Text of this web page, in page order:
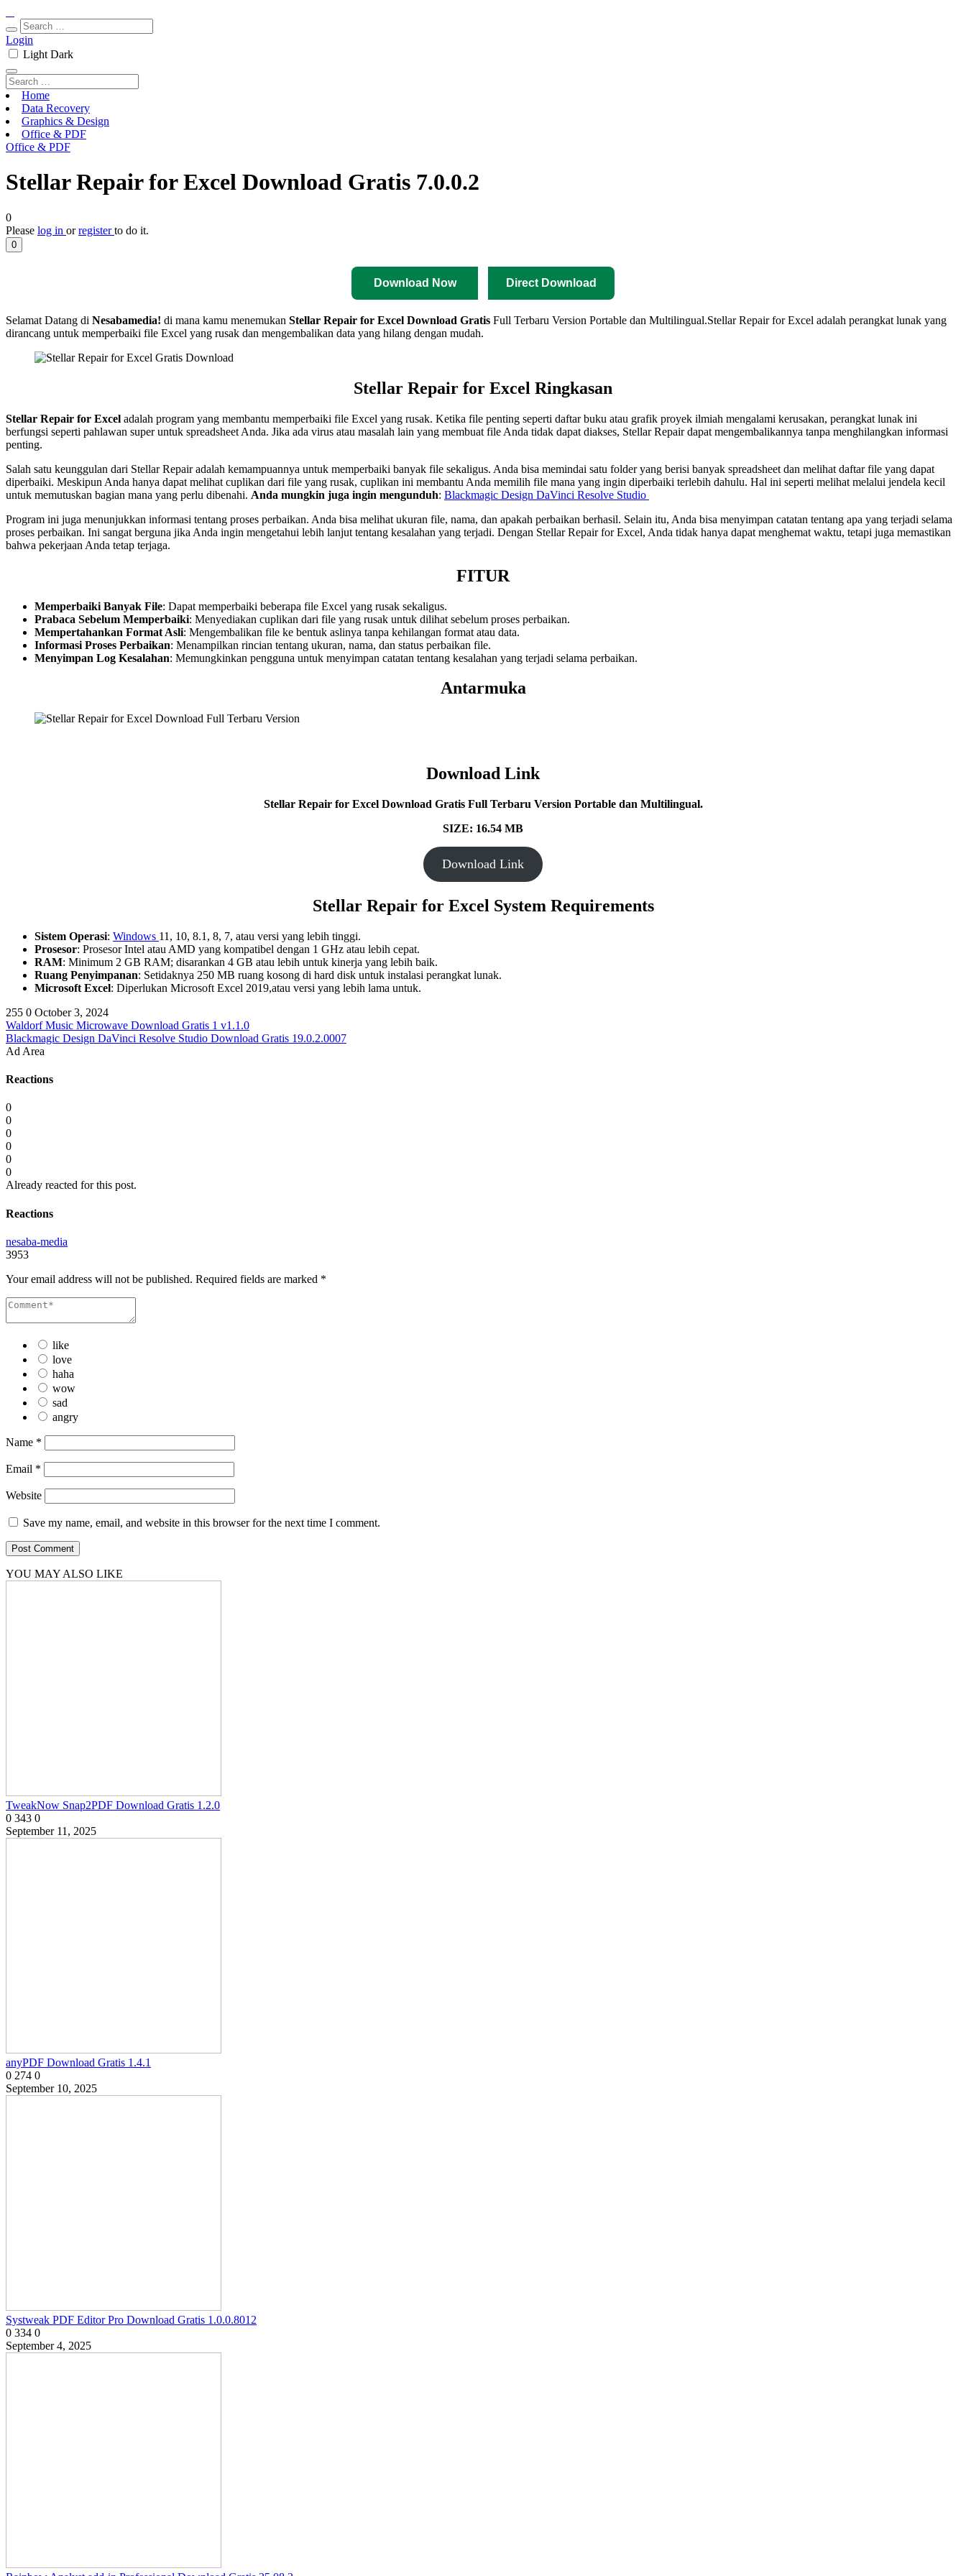
Login
Light Dark
Home
Data Recovery
Graphics & Design
Office & PDF
Office & PDF
Stellar Repair for Excel Download Gratis 7.0.0.2
0
Please log in orregisterto do it.
0
Download Now Direct Download
Selamat Datang di Nesabamedia! di mana kamu menemukan Stellar Repair for Excel Download Gratis Full Terbaru Version Portable dan Multilingual.Stellar Repair for Excel adalah perangkat lunak yang
dirancang untuk memperbaiki file Excel yang rusak dan mengembalikan data yang hilang dengan mudah.
Stellar Repair for Excel Ringkasan
Stellar Repair for Excel adalah program yang membantu memperbaiki file Excel yang rusak. Ketika file penting seperti daftar buku atau grafik proyek ilmiah mengalami kerusakan, perangkat lunak ini
berfungsi seperti pahlawan super untuk spreadsheet Anda. Jika ada virus atau masalah lain yang membuat file Anda tidak dapat diakses, Stellar Repair dapat mengembalikannya tanpa menghilangkan informasi
penting.
Salah satu keunggulan dari Stellar Repair adalah kemampuannya untuk memperbaiki banyak file sekaligus. Anda bisa memindai satu folder yang berisi banyak spreadsheet dan melihat daftar file yang dapat
diperbaiki. Meskipun Anda hanya dapat melihat cuplikan dari file yang rusak, cuplikan ini membantu Anda memilih file mana yang ingin diperbaiki terlebih dahulu. Hal ini seperti melihat melalui jendela kecil
untuk memutuskan bagian mana yang perlu dibenahi. Anda mungkin juga ingin mengunduh: Blackmagic Design DaVinci Resolve Studio
Program ini juga menunjukkan informasi tentang proses perbaikan. Anda bisa melihat ukuran file, nama, dan apakah perbaikan berhasil. Selain itu, Anda bisa menyimpan catatan tentang apa yang terjadi selama
proses perbaikan. Ini sangat berguna jika Anda ingin mengetahui lebih lanjut tentang kesalahan yang terjadi. Dengan Stellar Repair for Excel, Anda tidak hanya dapat menghemat waktu, tetapi juga memastikan
bahwa pekerjaan Anda tetap terjaga.
FITUR
Memperbaiki Banyak File: Dapat memperbaiki beberapa file Excel yang rusak sekaligus.
Prabaca Sebelum Memperbaiki: Menyediakan cuplikan dari file yang rusak untuk dilihat sebelum proses perbaikan.
Mempertahankan Format Asli: Mengembalikan file ke bentuk aslinya tanpa kehilangan format atau data.
Informasi Proses Perbaikan: Menampilkan rincian tentang ukuran, nama, dan status perbaikan file.
Menyimpan Log Kesalahan: Memungkinkan pengguna untuk menyimpan catatan tentang kesalahan yang terjadi selama perbaikan.
Antarmuka
Download Link
Stellar Repair for Excel Download Gratis Full Terbaru Version Portable dan Multilingual.
SIZE: 16.54 MB
Download Link
Stellar Repair for Excel System Requirements
Sistem Operasi: Windows 11, 10, 8.1, 8, 7, atau versi yang lebih tinggi.
Prosesor: Prosesor Intel atau AMD yang kompatibel dengan 1 GHz atau lebih cepat.
RAM: Minimum 2 GB RAM; disarankan 4 GB atau lebih untuk kinerja yang lebih baik.
Ruang Penyimpanan: Setidaknya 250 MB ruang kosong di hard disk untuk instalasi perangkat lunak.
Microsoft Excel: Diperlukan Microsoft Excel 2019,atau versi yang lebih lama untuk.
255 0 October 3, 2024
Waldorf Music Microwave Download Gratis 1 v1.1.0
Blackmagic Design DaVinci Resolve Studio Download Gratis 19.0.2.0007
Ad Area
Reactions
0
0
0
0
0
0
Already reacted for this post.
Reactions
nesaba-media
3953
Your email address will not be published. Required fields are marked *
like
love
haha
wow
sad
angry
Name *
Email *
Website
Save my name, email, and website in this browser for the next time I comment.
YOU MAY ALSO LIKE
TweakNow Snap2PDF Download Gratis 1.2.0
0 343 0
September 11, 2025
anyPDF Download Gratis 1.4.1
0 274 0
September 10, 2025
Systweak PDF Editor Pro Download Gratis 1.0.0.8012
0 334 0
September 4, 2025